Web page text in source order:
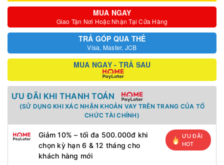
MUA NGAY
Giao Tận Nơi Hoặc Nhận Tại Cửa Hàng
TRẢ GÓP QUA THẺ
Visa, Master, JCB
MUA NGAY - TRẢ SAU
ƯU ĐÃI KHI THANH TOÁN
(SỬ DỤNG KHI XÁC NHẬN KHOẢN VAY TRÊN TRANG CỦA TỔ
CHỨC TÀI CHÍNH)
Giảm 10% – tối đa 500.000đ khi
chọn kỳ hạn 6 & 12 tháng cho
khách hàng mới
ƯU ĐÃI
HOT